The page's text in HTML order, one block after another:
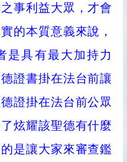
事利益大眾，才會
的本質意義來說，
是具有最大加持力
證書掛在法台前讓
證掛在法台前公眾
炫耀該聖德有什麼
是讓大家來審查鑑